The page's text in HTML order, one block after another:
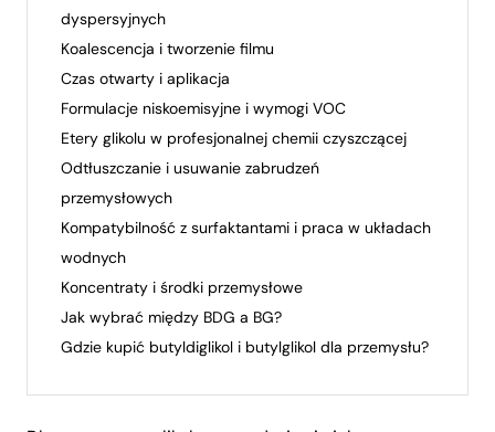
dyspersyjnych
Koalescencja i tworzenie filmu
Czas otwarty i aplikacja
Formulacje niskoemisyjne i wymogi VOC
Etery glikolu w profesjonalnej chemii czyszczącej
Odtłuszczanie i usuwanie zabrudzeń
przemysłowych
Kompatybilność z surfaktantami i praca w układach
wodnych
Koncentraty i środki przemysłowe
Jak wybrać między BDG a BG?
Gdzie kupić butyldiglikol i butylglikol dla przemysłu?